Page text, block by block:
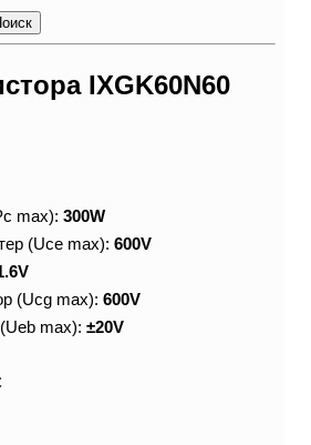
IXGK60N60
max): 300W
(Uce max): 600V
(Ucg max): 600V
max): ±20V